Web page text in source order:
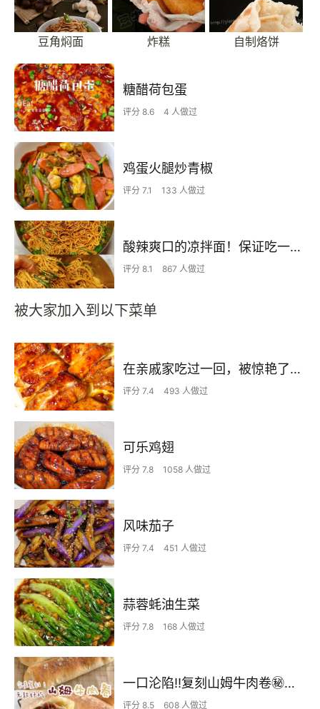
豆角焖面 炸糕 自制烙饼
糖醋荷包蛋
评分 8.6 4 人做过
鸡蛋火腿炒青椒
评分 7.1 133 人做过
酸辣爽口的凉拌面！保证吃一次就上瘾
评分 8.1 867 人做过
被大家加入到以下菜单
在亲戚家吃过一回，被惊艳了…
评分 7.4 493 人做过
可乐鸡翅
评分 7.8 1058 人做过
风味茄子
评分 7.4 451 人做过
蒜蓉蚝油生菜
评分 7.8 168 人做过
一口沦陷‼️复刻山姆牛肉卷㊙️皮薄馅足爆好吃
评分 8.5 608 人做过